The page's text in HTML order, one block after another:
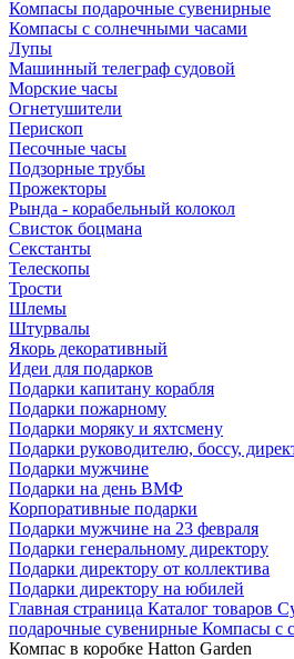
Компасы подарочные сувенирные
Компасы с солнечными часами
Лупы
Машинный телеграф судовой
Морские часы
Огнетушители
Перископ
Песочные часы
Подзорные трубы
Прожекторы
Рында - корабельный колокол
Свисток боцмана
Секстанты
Телескопы
Трости
Шлемы
Штурвалы
Якорь декоративный
Идеи для подарков
Подарки капитану корабля
Подарки пожарному
Подарки моряку и яхтсмену
Подарки руководителю, боссу,
Подарки мужчине
Подарки на день ВМФ
Корпоративные подарки
Подарки мужчине на 23 февраля
Подарки генеральному директору
Подарки директору от коллектива
Подарки директору на юбилей
Главная страница Каталог товаров
подарочные сувенирные Компасы с
Компас в коробке Hatton Garden